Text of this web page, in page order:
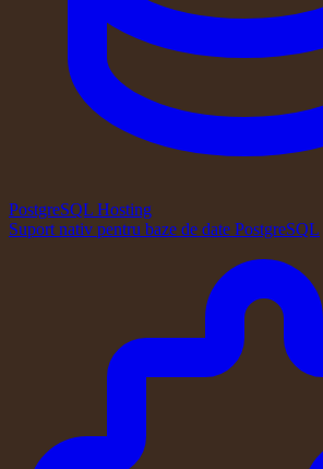
PostgreSQL Hosting
Suport nativ pentru baze de date PostgreSQL